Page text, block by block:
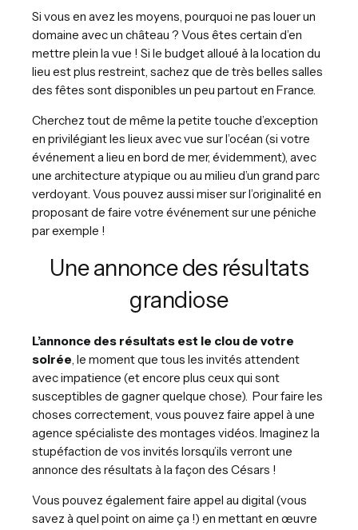
Si vous en avez les moyens, pourquoi ne pas louer un
domaine avec un château ? Vous êtes certain d’en
mettre plein la vue ! Si le budget alloué à la location du
lieu est plus restreint, sachez que de très belles salles
des fêtes sont disponibles un peu partout en France.
Cherchez tout de même la petite touche d’exception
en privilégiant les lieux avec vue sur l’océan (si votre
événement a lieu en bord de mer, évidemment), avec
une architecture atypique ou au milieu d’un grand parc
verdoyant. Vous pouvez aussi miser sur l’originalité en
proposant de faire votre événement sur une péniche
par exemple !
Une annonce des résultats
grandiose
L’annonce des résultats est le clou de votre
soirée , le moment que tous les invités attendent
avec impatience (et encore plus ceux qui sont
susceptibles de gagner quelque chose). Pour faire les
choses correctement, vous pouvez faire appel à une
agence spécialiste des montages vidéos. Imaginez la
stupéfaction de vos invités lorsqu’ils verront une
annonce des résultats à la façon des Césars !
Vous pouvez également faire appel au digital (vous
savez à quel point on aime ça !) en mettant en œuvre